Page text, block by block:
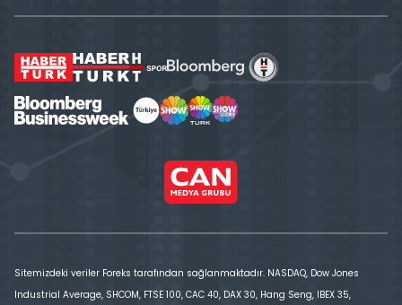
Sitemizdeki veriler Foreks tarafından sağlanmaktadır. NASDAQ, Dow Jones
Industrial Average, SHCOM, FTSE 100, CAC 40, DAX 30, Hang Seng, IBEX 35,